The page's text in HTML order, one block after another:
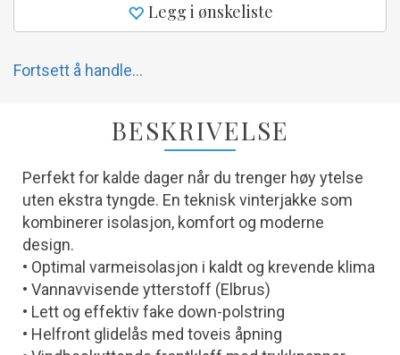
Legg i ønskeliste
Fortsett å handle...
BESKRIVELSE
Perfekt for kalde dager når du trenger høy ytelse
uten ekstra tyngde. En teknisk vinterjakke som
kombinerer isolasjon, komfort og moderne
design.
• Optimal varmeisolasjon i kaldt og krevende klima
• Vannavvisende ytterstoff (Elbrus)
• Lett og effektiv fake down-polstring
• Helfront glidelås med toveis åpning